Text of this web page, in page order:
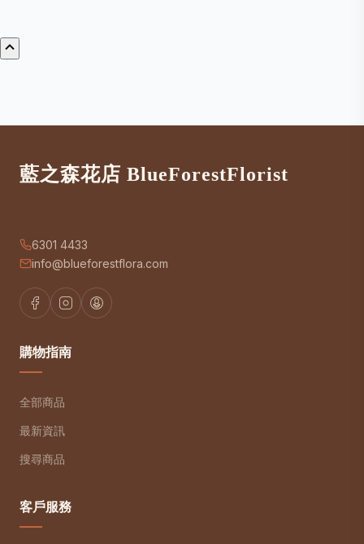
藍之森花店 BlueForestFlorist
6301 4433
info@blueforestflora.com
購物指南
全部商品
最新資訊
搜尋商品
客戶服務